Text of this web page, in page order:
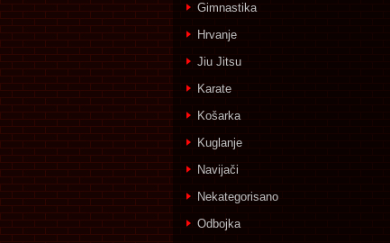
Gimnastika
Hrvanje
Jiu Jitsu
Karate
Košarka
Kuglanje
Navijači
Nekategorisano
Odbojka